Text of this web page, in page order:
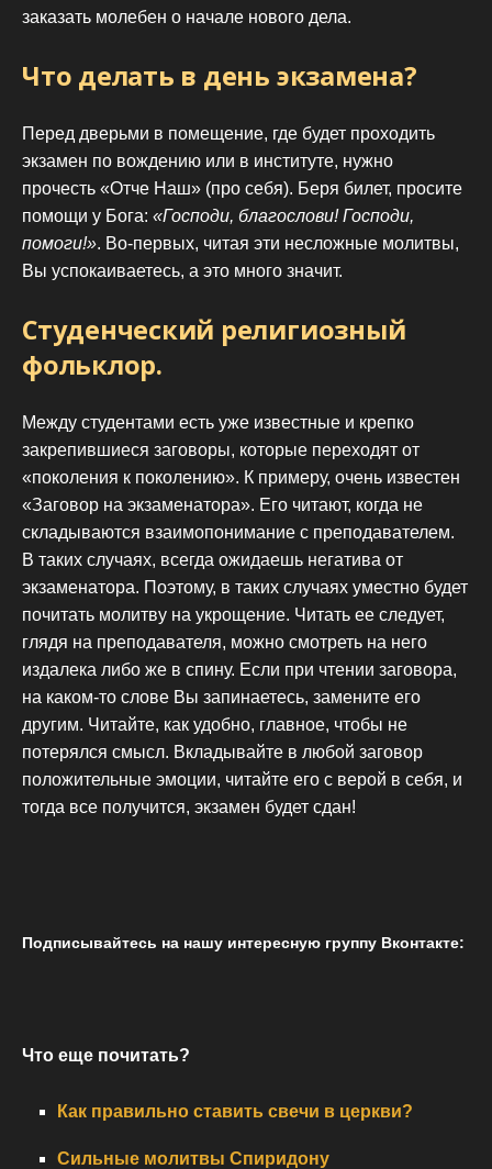
заказать молебен о начале нового дела.
Что делать в день экзамена?
Перед дверьми в помещение, где будет проходить
экзамен по вождению или в институте, нужно
прочесть «Отче Наш» (про себя). Беря билет, просите
помощи у Бога: «Господи, благослови! Господи,
помоги!». Во-первых, читая эти несложные молитвы,
Вы успокаиваетесь, а это много значит.
Студенческий религиозный
фольклор.
Между студентами есть уже известные и крепко
закрепившиеся заговоры, которые переходят от
«поколения к поколению». К примеру, очень известен
«Заговор на экзаменатора». Его читают, когда не
складываются взаимопонимание с преподавателем.
В таких случаях, всегда ожидаешь негатива от
экзаменатора. Поэтому, в таких случаях уместно будет
почитать молитву на укрощение. Читать ее следует,
глядя на преподавателя, можно смотреть на него
издалека либо же в спину. Если при чтении заговора,
на каком-то слове Вы запинаетесь, замените его
другим. Читайте, как удобно, главное, чтобы не
потерялся смысл. Вкладывайте в любой заговор
положительные эмоции, читайте его с верой в себя, и
тогда все получится, экзамен будет сдан!
Подписывайтесь на нашу интересную группу Вконтакте:
Что еще почитать?
Как правильно ставить свечи в церкви?
Сильные молитвы Спиридону